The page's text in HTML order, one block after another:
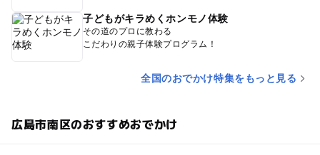
子どもがキラめくホンモノ体験
その道のプロに教わる
こだわりの親子体験プログラム！
全国のおでかけ特集をもっと見る
広島市南区のおすすめおでかけ